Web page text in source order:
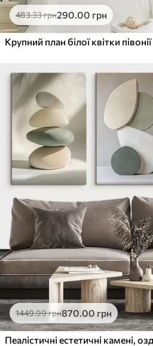
483.33грн290.00 грн
1449.99грн870.00 грн